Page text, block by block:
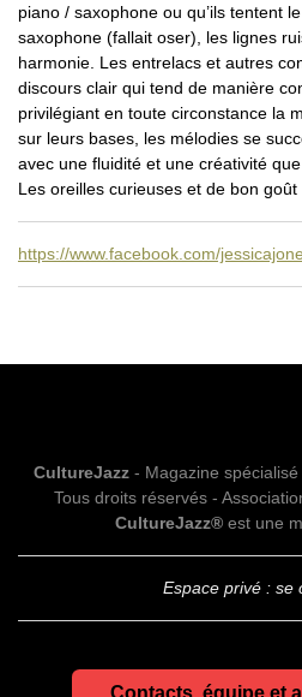
piano / saxophone ou qu’ils tentent
saxophone (fallait oser), les lignes
harmonie. Les entrelacs et autres
discours clair qui tend de manière
privilégiant en toute circonstance la
sur leurs bases, les mélodies se
avec une fluidité et une créativité
Les oreilles curieuses et de bon
https://www.facebook.com/
CultureJazz- Magazine spécialisé
Tous droits réservés -
CultureJazz®est une
Espace privé : se
Contacts, équipe et